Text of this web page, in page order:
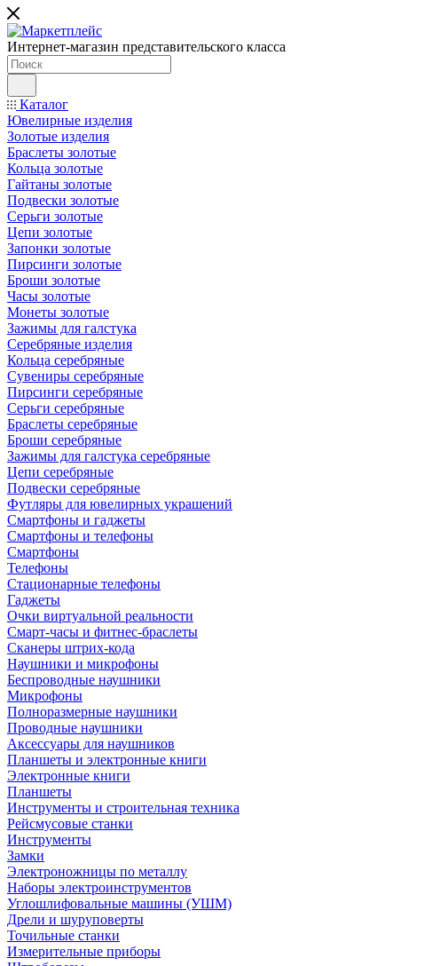
Интернет-магазин представительского класса
Каталог
Ювелирные изделия
Золотые изделия
Браслеты золотые
Кольца золотые
Гайтаны золотые
Подвески золотые
Серьги золотые
Цепи золотые
Запонки золотые
Пирсинги золотые
Броши золотые
Часы золотые
Монеты золотые
Зажимы для галстука
Серебряные изделия
Кольца серебряные
Сувениры серебряные
Пирсинги серебряные
Серьги серебряные
Браслеты серебряные
Броши серебряные
Зажимы для галстука серебряные
Цепи серебряные
Подвески серебряные
Футляры для ювелирных украшений
Смартфоны и гаджеты
Смартфоны и телефоны
Смартфоны
Телефоны
Стационарные телефоны
Гаджеты
Очки виртуальной реальности
Смарт-часы и фитнес-браслеты
Сканеры штрих-кода
Наушники и микрофоны
Беспроводные наушники
Микрофоны
Полноразмерные наушники
Проводные наушники
Аксессуары для наушников
Планшеты и электронные книги
Электронные книги
Планшеты
Инструменты и строительная техника
Рейсмусовые станки
Инструменты
Замки
Электроножницы по металлу
Наборы электроинструментов
Углошлифовальные машины (УШМ)
Дрели и шуруповерты
Точильные станки
Измерительные приборы